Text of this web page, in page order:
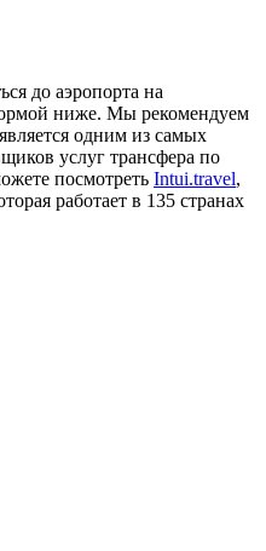
до аэропорта на
ниже. Мы рекомендуем
одним из самых
услуг трансфера по
посмотреть Intui.travel,
работает в 135 странах